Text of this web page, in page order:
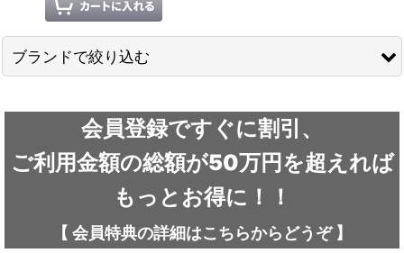
ブランドで絞り込む
outdoor element / アウトドアエレメント
AKLIMA / アクリマ
会員登録ですぐに割引、
ご利用金額の総額が50万円を超えれば
もっとお得に！！
【 会員特典の詳細はこちらから どうぞ】